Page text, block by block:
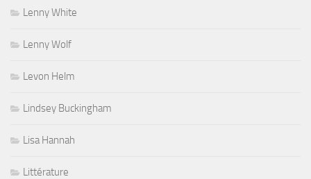
Lenny White
Lenny Wolf
Levon Helm
Lindsey Buckingham
Lisa Hannah
Littérature